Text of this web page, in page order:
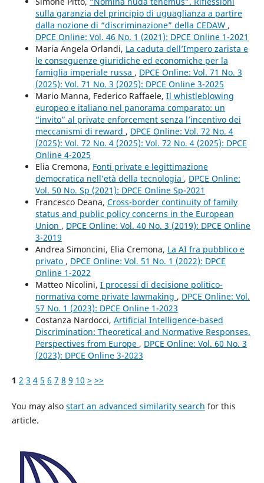
sulla garanzia del principio di uguaglianza a partire
dalla nozione di “discriminazione” della CEDAW ,
DPCE Online: Vol. 46 No. 1 (2021): DPCE Online 1-2021
Maria Angela Orlandi, La caduta dell’Impero zarista e
le conseguenze giuridiche ed economiche per la
famiglia imperiale russa , DPCE Online: Vol. 71 No. 3
(2025): Vol. 71 No. 3 (2025): DPCE Online 3-2025
Mario Manna, Federico Raffaele, Il whistleblowing
europeo e italiano nel panorama comparato: un
“invito” al private enforcement senza l’incentivo dei
meccanismi di reward , DPCE Online: Vol. 72 No. 4
(2025): Vol. 72 No. 4 (2025): Vol. 72 No. 4 (2025): DPCE
Online 4-2025
Elia Cremona, Fonti private e legittimazione
democratica nell’età della tecnologia , DPCE Online:
Vol. 50 No. Sp (2021): DPCE Online Sp-2021
Francesco Deana, Cross-border continuity of family
status and public policy concerns in the European
Union , DPCE Online: Vol. 40 No. 3 (2019): DPCE Online
3-2019
Andrea Simoncini, Elia Cremona, La AI fra pubblico e
privato , DPCE Online: Vol. 51 No. 1 (2022): DPCE
Online 1-2022
Matteo Nicolini, I processi di decisione politico-
normativa come private lawmaking , DPCE Online: Vol.
57 No. 1 (2023): DPCE Online 1-2023
Costanza Nardocci, Artificial Intelligence-based
Discrimination: Theoretical and Normative Responses.
Perspectives from Europe , DPCE Online: Vol. 60 No. 3
(2023): DPCE Online 3-2023
1 2 3 4 5 6 7 8 9 10 > >>
You may also start an advanced similarity search for this
article.